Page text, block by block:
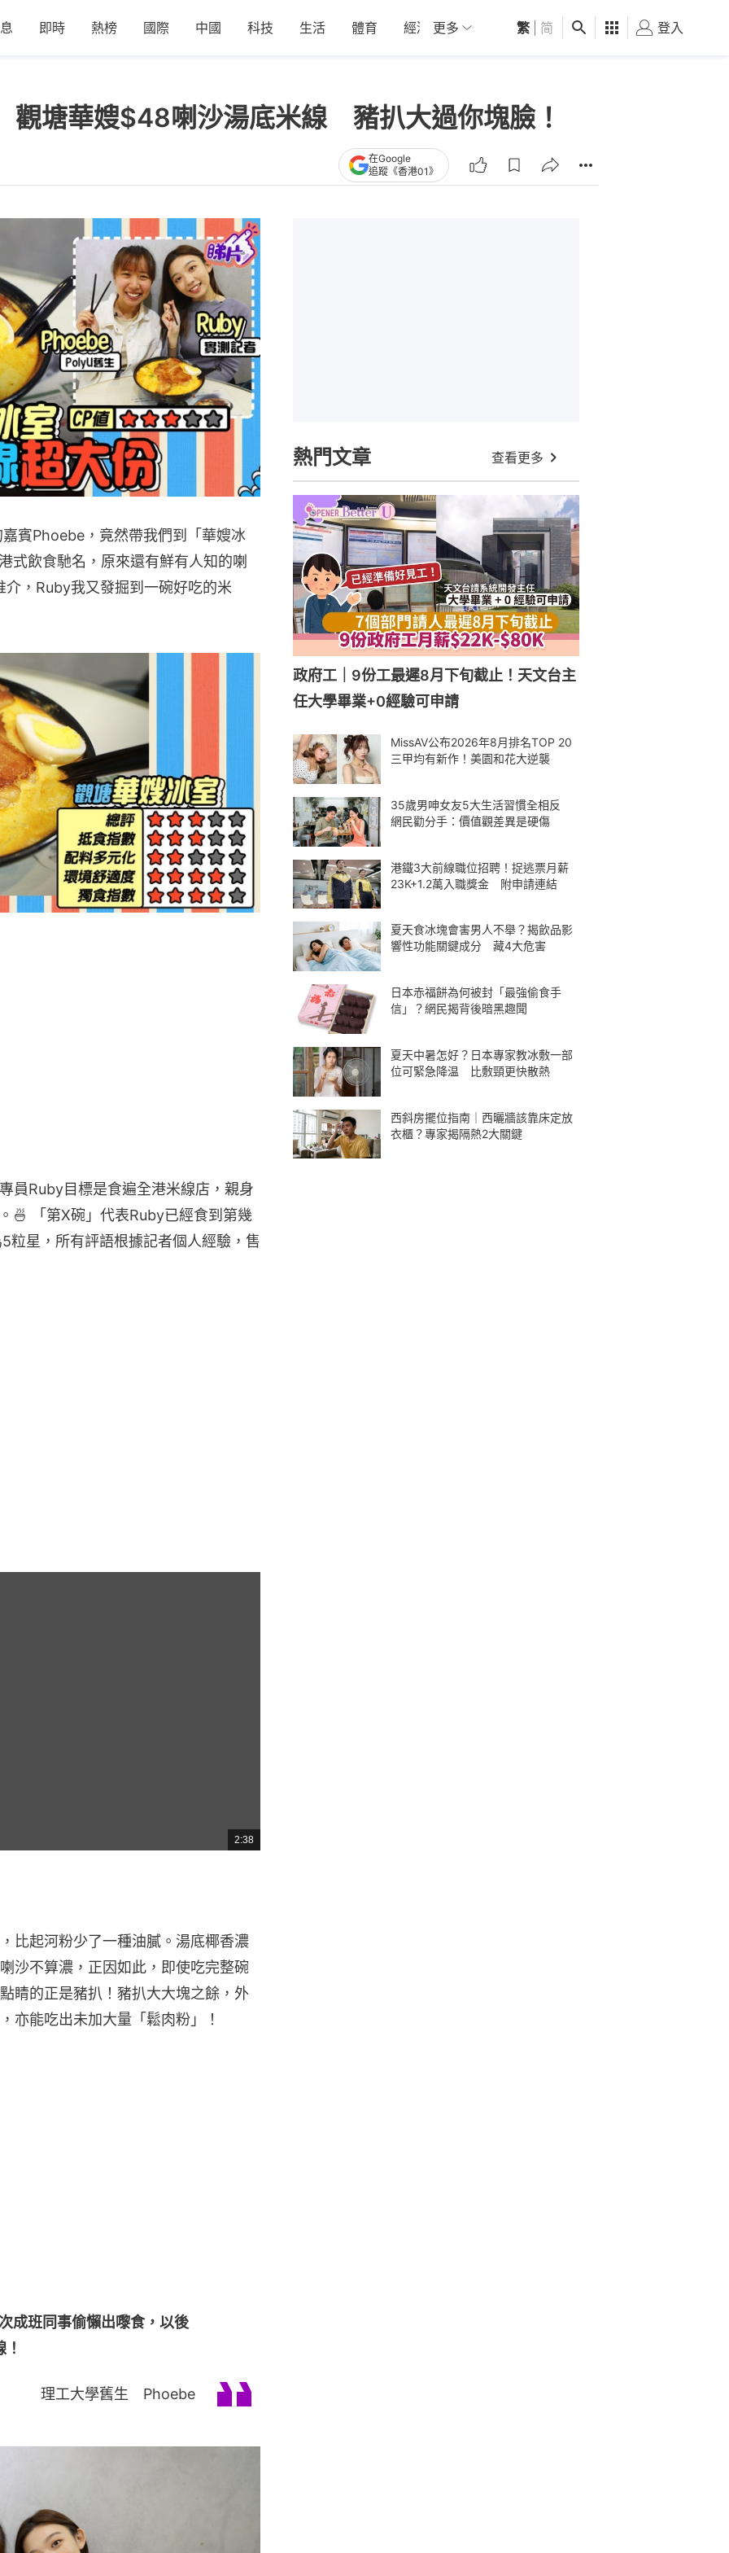
即時 熱榜 國際 中國 科技 生活 體育 經濟 01深圳 觀點 健康 好食玩飛
更多 繁 简 登入
觀塘華嫂$48喇沙湯底米線 豬扒大過你塊臉！
在Google
追蹤《香港01》
賓Phoebe，竟然帶我們到「華嫂冰
式飲食馳名，原來還有鮮有人知的喇
，Ruby我又發掘到一碗好吃的米
員Ruby目標是食遍全港米線店，親身
🍜 「第X碗」代表Ruby已經食到第幾
粒星，所有評語根據記者個人經驗，售
總
共
2:38
比起河粉少了一種油膩。湯底椰香濃
沙不算濃，正因如此，即使吃完整碗
睛的正是豬扒！豬扒大大塊之餘，外
亦能吃出未加大量「鬆肉粉」！
成班同事偷懶出嚟食，以後
理工大學舊生 Phoebe
熱門文章 查看更多
政府工｜9份工最遲8月下旬截止！天文台主
任大學畢業+0經驗可申請
MissAV公布2026年8月排名TOP 20
三甲均有新作！美園和花大逆襲
35歲男呻女友5大生活習慣全相反
網民勸分手：價值觀差異是硬傷
港鐵3大前線職位招聘！捉逃票月薪
23K+1.2萬入職獎金 附申請連結
夏天食冰塊會害男人不舉？揭飲品影
響性功能關鍵成分 藏4大危害
日本赤福餅為何被封「最強偷食手
信」？網民揭背後暗黑趣聞
夏天中暑怎好？日本專家教冰敷一部
位可緊急降温 比敷頸更快散熱
西斜房擺位指南｜西曬牆該靠床定放
衣櫃？專家揭隔熱2大關鍵